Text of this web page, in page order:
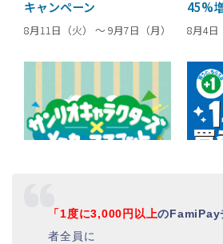
「1度に3,000円以上のFamiPay
者全員に